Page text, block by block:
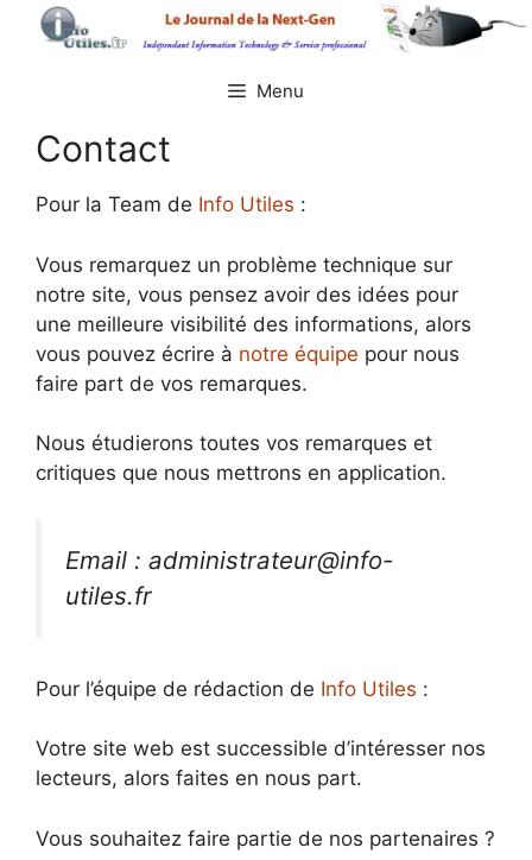
Aller
Menu
Contact
Pour la Team de Info Utiles :
Vous remarquez un problème technique sur
notre site, vous pensez avoir des idées pour
une meilleure visibilité des informations, alors
vous pouvez écrire à notre équipe pour nous
faire part de vos remarques.
Nous étudierons toutes vos remarques et
critiques que nous mettrons en application.
Email : administrateur@info-
utiles.fr
Pour l’équipe de rédaction de Info Utiles :
Votre site web est successible d’intéresser nos
lecteurs, alors faites en nous part.
Vous souhaitez faire partie de nos partenaires ?